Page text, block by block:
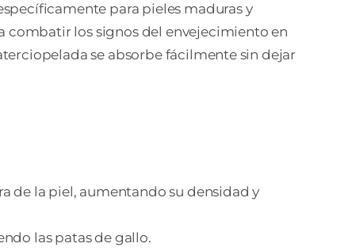
para pieles maduras y
combatir los signos del envejecimiento en
se absorbe fácilmente sin dejar
de la piel, aumentando su densidad y
las patas de gallo.